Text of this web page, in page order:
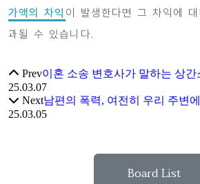
가액의 차익 이 발생한다면 그 차익에
과될 수 있습니다.
Prev이혼 소송 변호사가 말하는 상
25.03.07
Next남편의 폭력, 여전히 우리 주변
25.03.05
Board List